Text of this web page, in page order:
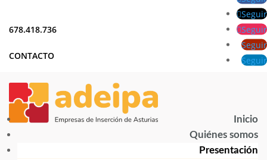
678.418.736
CONTACTO
Seguir
Seguir
Seguir
Seguir
Inicio
Quiénes somos
Presentación